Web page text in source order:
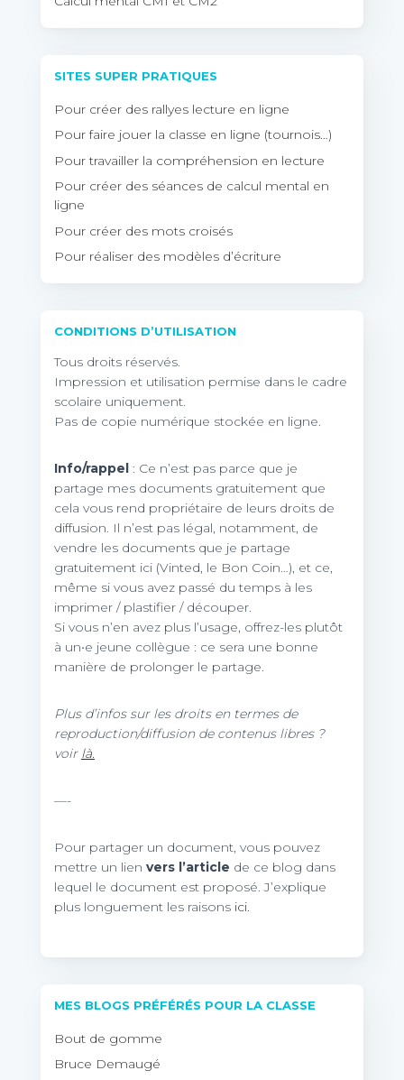
SITES SUPER PRATIQUES
Pour créer des rallyes lecture en ligne
Pour faire jouer la classe en ligne (tournois…)
Pour travailler la compréhension en lecture
Pour créer des séances de calcul mental en
ligne
Pour créer des mots croisés
Pour réaliser des modèles d’écriture
CONDITIONS D’UTILISATION
Tous droits réservés.
Impression et utilisation permise dans le cadre
scolaire uniquement.
Pas de copie numérique stockée en ligne.
Info/rappel : Ce n’est pas parce que je
partage mes documents gratuitement que
cela vous rend propriétaire de leurs droits de
diffusion. Il n’est pas légal, notamment, de
vendre les documents que je partage
gratuitement ici (Vinted, le Bon Coin…), et ce,
même si vous avez passé du temps à les
imprimer / plastifier / découper.
Si vous n’en avez plus l’usage, offrez-les plutôt
à un•e jeune collègue : ce sera une bonne
manière de prolonger le partage.
Plus d’infos sur les droits en termes de
reproduction/diffusion de contenus libres ?
voir là.
—-
Pour partager un document, vous pouvez
mettre un lien vers l’article de ce blog dans
lequel le document est proposé. J’explique
plus longuement les raisons ici.
MES BLOGS PRÉFÉRÉS POUR LA CLASSE
Bout de gomme
Bruce Demaugé